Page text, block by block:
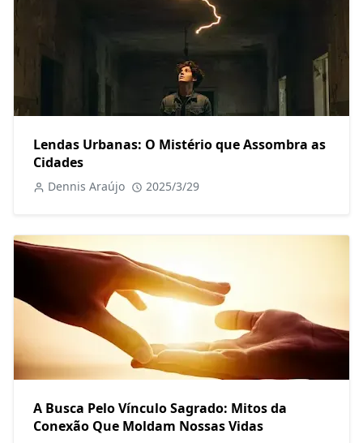
Lendas Urbanas: O Mistério que Assombra as
Cidades
Dennis Araújo 2025/3/29
A Busca Pelo Vínculo Sagrado: Mitos da
Conexão Que Moldam Nossas Vidas